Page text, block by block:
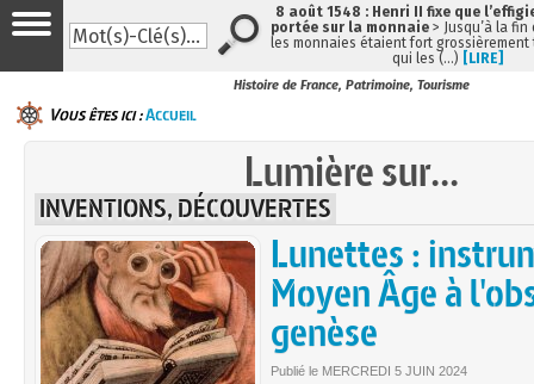
Histoire de France, Patrimoine, Tourisme
Vous êtes ici :Accueil
Lumière sur...
INVENTIONS, DÉCOUVERTES
Lunettes :
Moyen Âge à
genèse
Publié le MERCREDI 5 JUIN 2024
8 août 1548 : Henri II fixe que
portée sur la monnaie> Jusqu’à la fin
les monnaies étaient fort grossièrement
qui les (…) [LIRE]